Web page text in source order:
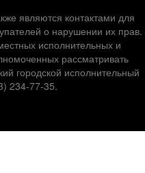
являются контактами для
о нарушении их прав.
исполнительных и
рассматривать
городской исполнительный
234-77-35.